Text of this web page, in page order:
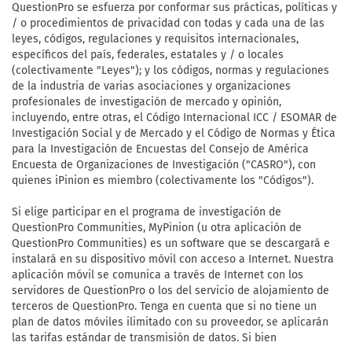
QuestionPro se esfuerza por conformar sus prácticas, políticas y
/ o procedimientos de privacidad con todas y cada una de las
leyes, códigos, regulaciones y requisitos internacionales,
específicos del país, federales, estatales y / o locales
(colectivamente "Leyes"); y los códigos, normas y regulaciones
de la industria de varias asociaciones y organizaciones
profesionales de investigación de mercado y opinión,
incluyendo, entre otras, el Código Internacional ICC / ESOMAR de
Investigación Social y de Mercado y el Código de Normas y Ética
para la Investigación de Encuestas del Consejo de América
Encuesta de Organizaciones de Investigación ("CASRO"), con
quienes iPinion es miembro (colectivamente los "Códigos").
Si elige participar en el programa de investigación de
QuestionPro Communities, MyPinion (u otra aplicación de
QuestionPro Communities) es un software que se descargará e
instalará en su dispositivo móvil con acceso a Internet. Nuestra
aplicación móvil se comunica a través de Internet con los
servidores de QuestionPro o los del servicio de alojamiento de
terceros de QuestionPro. Tenga en cuenta que si no tiene un
plan de datos móviles ilimitado con su proveedor, se aplicarán
las tarifas estándar de transmisión de datos. Si bien